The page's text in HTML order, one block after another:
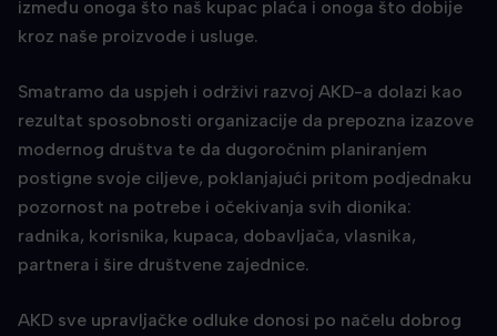
između onoga što naš kupac plaća i onoga što dobije
kroz naše proizvode i usluge.
Smatramo da uspjeh i održivi razvoj AKD-a dolazi kao
rezultat sposobnosti organizacije da prepozna izazove
modernog društva te da dugoročnim planiranjem
postigne svoje ciljeve, poklanjajući pritom podjednaku
pozornost na potrebe i očekivanja svih dionika:
radnika, korisnika, kupaca, dobavljača, vlasnika,
partnera i šire društvene zajednice.
AKD sve upravljačke odluke donosi po načelu dobrog